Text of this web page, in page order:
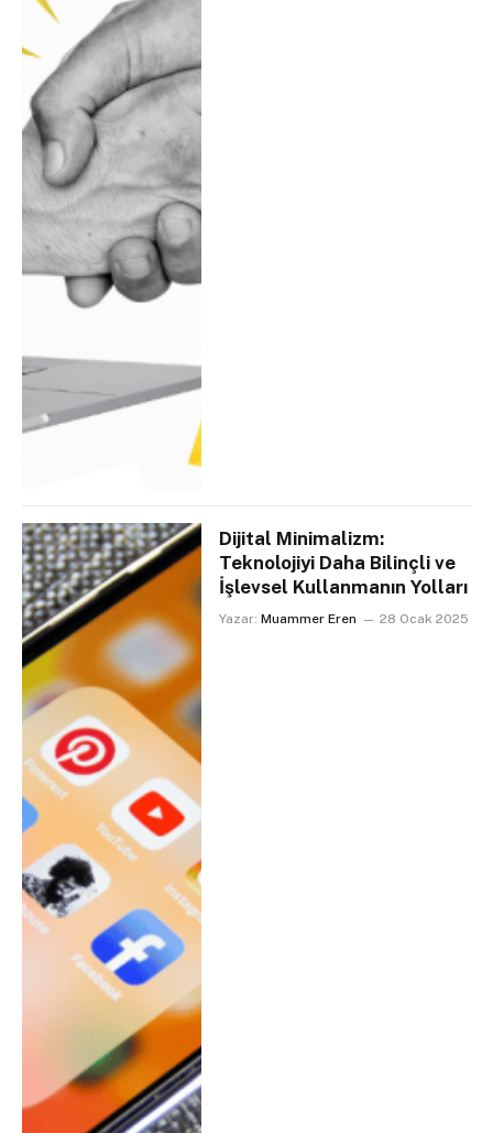
Dijital Minimalizm:
Teknolojiyi Daha Bilinçli ve
İşlevsel Kullanmanın Yolları
Yazar: Muammer Eren 28 Ocak 2025